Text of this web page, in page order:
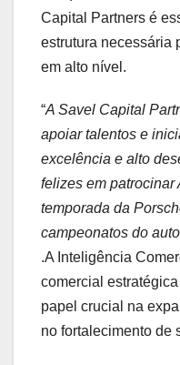
Capital Partners é
estrutura necessária
em alto nível.
“A Savel Capital
apoiar talentos e
excelência e alto
felizes em patrocinar
temporada da
campeonatos do
.A Inteligência
comercial
papel crucial na
no fortalecimento de